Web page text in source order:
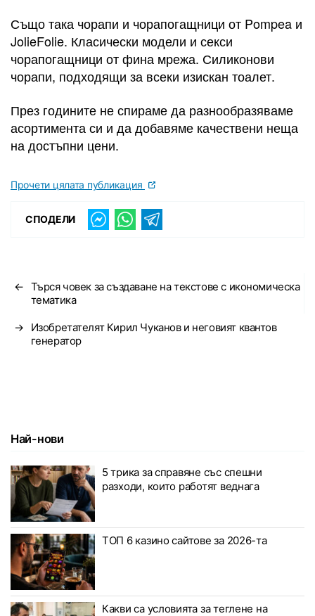
Също така чорапи и чорапогащници от Pompea и
JolieFolie. Класически модели и секси
чорапогащници от фина мрежа. Силиконови
чорапи, подходящи за всеки изискан тоалет.
През годините не спираме да разнообразяваме
асортимента си и да добавяме качествени неща
на достъпни цени.
Прочети цялата публикация
СПОДЕЛИ
← Търся човек за създаване на текстове с икономическа
тематика
→
Изобретателят Кирил Чуканов и неговият квантов
генератор
Най-нови
5 трика за справяне със спешни
разходи, които работят веднага
ТОП 6 казино сайтове за 2026-та
Какви са условията за теглене на